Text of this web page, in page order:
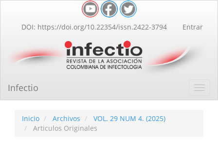
Contenido
principal
lateral
DOI: https://doi.org/10.22354/issn.2422-3794 Entrar
Infectio
Inicio Archivos
VOL. 29 NUM 4. (2025)
Articulos Originales